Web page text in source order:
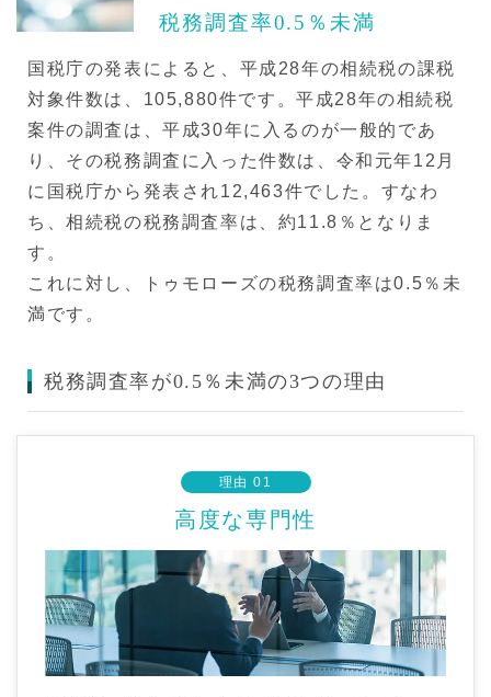
税務調査率0.5％未満
国税庁の発表によると、平成28年の相続税の課税
対象件数は、105,880件です。平成28年の相続税
案件の調査は、平成30年に入るのが一般的であ
り、その税務調査に入った件数は、令和元年12月
に国税庁から発表され12,463件でした。すなわ
ち、相続税の税務調査率は、約11.8％となりま
す。
これに対し、トゥモローズの税務調査率は0.5％未
満です。
税務調査率が0.5％未満の3つの理由
理由 01
高度な専門性